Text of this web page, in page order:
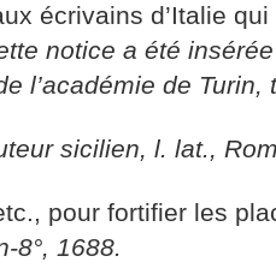
écrivains d’Italie qui
notice a été
l’académie de Turin,
sicilien, l. lat.,
pour fortifier les
8°, 1688.